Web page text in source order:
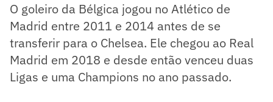
O goleiro da Bélgica jogou no Atlético de
Madrid entre 2011 e 2014 antes de se
transferir para o Chelsea. Ele chegou ao Real
Madrid em 2018 e desde então venceu duas
Ligas e uma Champions no ano passado.